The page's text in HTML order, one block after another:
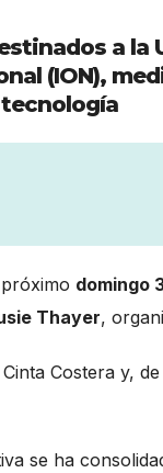
a la
(ION),
domingo
Thayer,
Costera y,
se ha